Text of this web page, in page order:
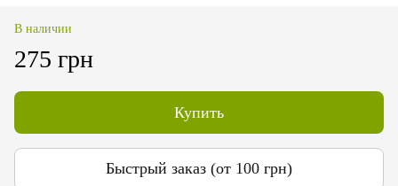
В наличии
275 грн
Купить
Быстрый заказ (от 100 грн)